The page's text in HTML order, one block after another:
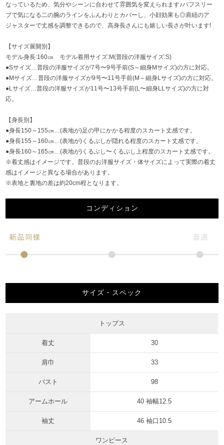
なっているため、気分やシーンに合わせて雰囲気を変えられます♪パフスリー
ブで気になる二の腕のラインをふんわりとカバーし、小顔効果も◎肩紐のア
ジャスターで丈感を調整できるので、高身長さんにも嬉しい長さが叶います!
【サイズ展開別】
モデル身長:160㎝ モデル着用サイズ:M(普段の洋服サイズ:S)
●Sサイズ…普段の洋服サイズが7号〜9号手前(S～細身Mサイズ)の方に対応。
●Mサイズ…普段の洋服サイズが9号〜11号手前(M～細身Lサイズ)の方に対応。
●Lサイズ…普段の洋服サイズが11号〜13号手前(L〜細身LLサイズ)の方に対
応。
【身長別】
●身長150～155㎝…(表地が)足の甲にかかる程度のスカート丈感です。
●身長155～160㎝…(表地が)くるぶしが隠れる程度のスカート丈感です。
●身長160～165㎝…(表地が)くるぶし〜くるぶし上程度のスカート丈感です。
※着丈感はイメージです。普段のお洋服サイズ・体サイズによって実際の着丈
感はイメージと異なる場合があります。
※表地と裏地の差は約20cm程となります。
コンディション
サイズ・スペック
トップス
着丈 30
肩巾 33
バスト 98
アームホール 40 袖幅12.5
袖丈 46 袖口10.5
ワンピース